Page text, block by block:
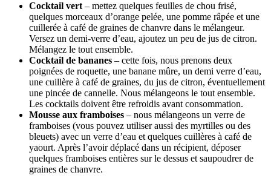
Cocktail vert – mettez quelques feuilles de chou frisé,
quelques morceaux d’orange pelée, une pomme râpée et une
cuillerée à café de graines de chanvre dans le mélangeur.
Versez un demi-verre d’eau, ajoutez un peu de jus de citron.
Mélangez le tout ensemble.
Cocktail de bananes – cette fois, nous prenons deux
poignées de roquette, une banane mûre, un demi verre d’eau,
une cuillère à café de graines, du jus de citron, éventuellement
une pincée de cannelle. Nous mélangeons le tout ensemble.
Les cocktails doivent être refroidis avant consommation.
Mousse aux framboises – nous mélangeons un verre de
framboises (vous pouvez utiliser aussi des myrtilles ou des
bleuets) avec un verre d’eau et quelques cuillères à café de
yaourt. Après l’avoir déplacé dans un récipient, déposer
quelques framboises entières sur le dessus et saupoudrer de
graines de chanvre.